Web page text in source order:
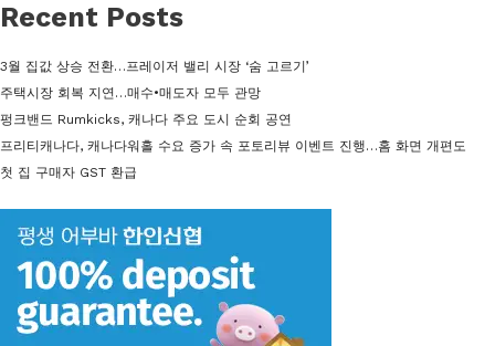
Recent Posts
3월 집값 상승 전환…프레이저 밸리 시장 ‘숨 고르기’
주택시장 회복 지연…매수•매도자 모두 관망
펑크밴드 Rumkicks, 캐나다 주요 도시 순회 공연
프리티캐나다, 캐나다워홀 수요 증가 속 포토리뷰 이벤트 진행…홈 화면 개편도
첫 집 구매자 GST 환급